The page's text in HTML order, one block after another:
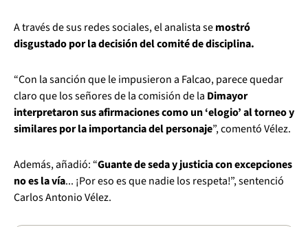
A través de sus redes sociales, el analista semostró
disgustado por la decisión del comité de disciplina.
“Con la sanción que le impusieron a Falcao, parece quedar
claro que los señores de la comisión de la Dimayor
interpretaron sus afirmaciones como un ‘elogio’ al torneo y
similares por la importancia del personaje”, comentó Vélez.
Además, añadió: “Guante de seda y justicia con excepciones
no es la vía... ¡Por eso es que nadie los respeta!”, sentenció
Carlos Antonio Vélez.